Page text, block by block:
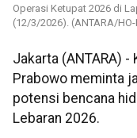
Operasi Ketupat 2026 di
(12/3/2026). (ANTARA/
Jakarta (ANTARA)
Prabowo meminta
potensi bencana
Lebaran 2026.